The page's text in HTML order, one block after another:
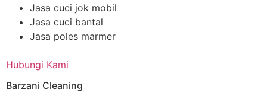
Jasa cuci jok mobil
Jasa cuci bantal
Jasa poles marmer
Hubungi Kami
Barzani Cleaning